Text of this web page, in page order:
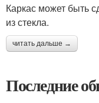
Каркас может быть
из стекла.
читать дальше →
Последние